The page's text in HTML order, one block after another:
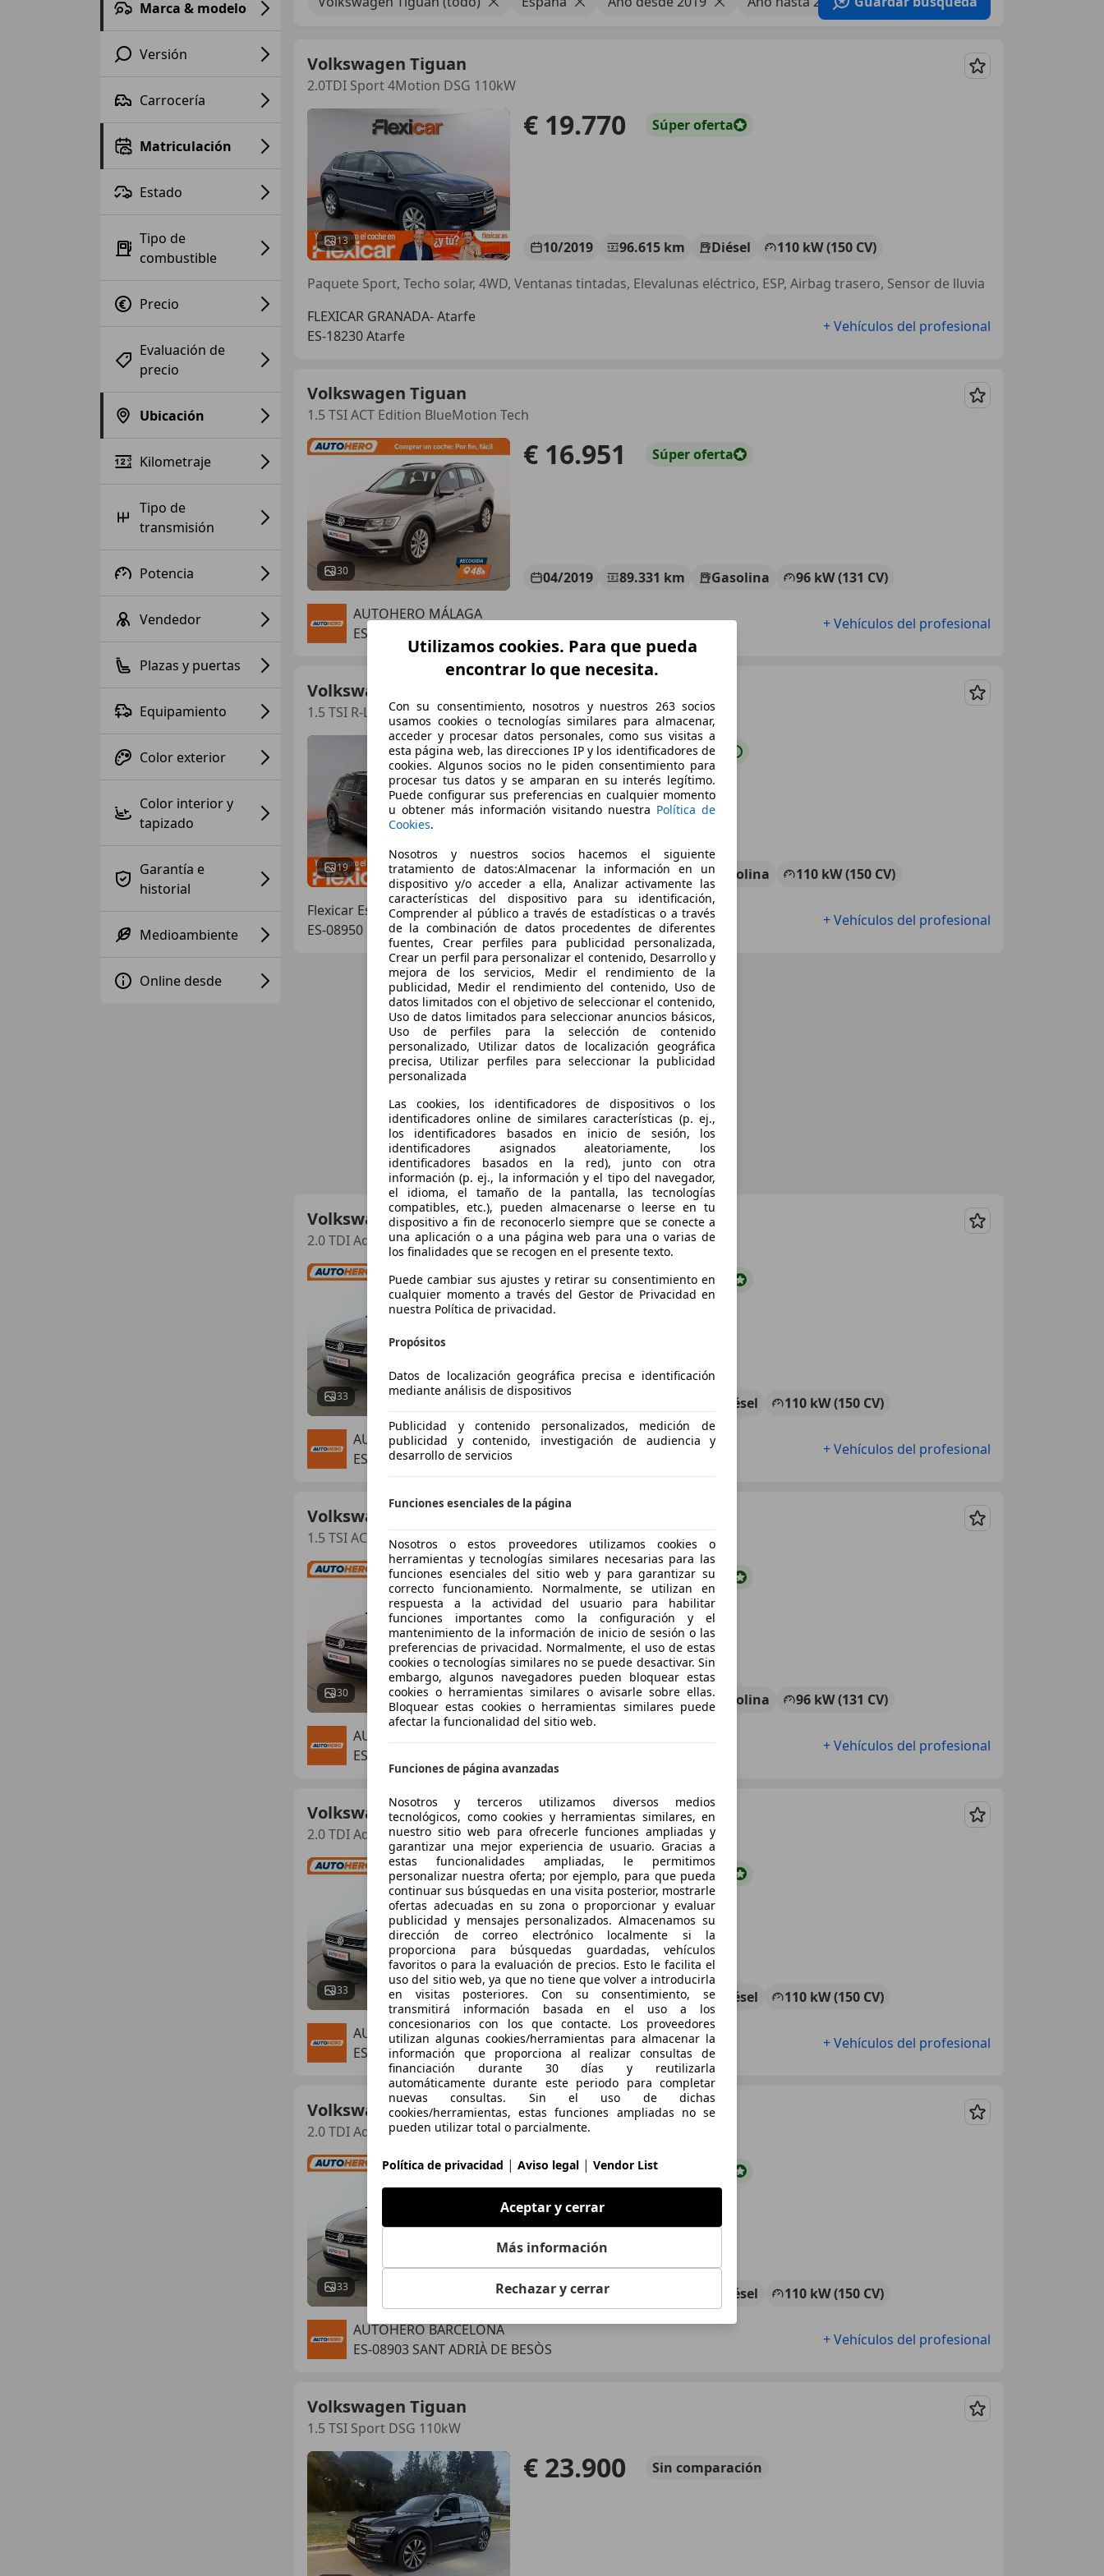
Marca & modelo
Versión
Carrocería
Matriculación
Estado
Tipo de
combustible
Precio
Evaluación de
precio
Ubicación
Kilometraje
Tipo de
transmisión
Potencia
Vendedor
Plazas y puertas
Equipamiento
Color exterior
Color interior y
tapizado
Garantía e
historial
Medioambiente
Online desde
Volkswagen Tiguan
2.0TDI Sport 4Motion DSG 110kW
Guardar
13
€ 19.770 Súperoferta
10/2019 96.615 km Diésel
110 kW (150 CV)
Paquete Sport, Techo solar, 4WD, Ventanas tintadas, Elevalunas eléctrico, ESP, Airbag trasero, Sensor de lluvia
FLEXICAR GRANADA- Atarfe
ES-18230 Atarfe
+ Vehículos del profesional
Volkswagen Tiguan
1.5 TSI ACT Edition BlueMotion Tech
Guardar
30
€ 16.951 Súperoferta
04/2019 89.331 km Gasolina
96 kW (131 CV)
AUTOHERO MÁLAGA
ES-29001 MÁLAGA
+ Vehículos del profesional
Volkswagen Tiguan
1.5 TSI R-Line DSG 110kW
Guardar
19
€ 21.990 Preciojusto
09/2019 95.215 km Gasolina
110 kW (150 CV)
Flexicar Esplugues - Av Cornellá
ES-08950 Esplugues de Llobregat
+ Vehículos del profesional
Volkswagen Tiguan
2.0 TDI Advance BlueMotion Tech
Guardar
33
€ 16.856 Súperoferta
Diésel
110 kW (150 CV)
AUTOHERO CENTER MADRID
ES-28050 MADRID
+ Vehículos del profesional
Volkswagen Tiguan
1.5 TSI ACT Edition BlueMotion Tech
Guardar
30
€ 16.951 Súperoferta
04/2019 89.331 km Gasolina
96 kW (131 CV)
AUTOHERO BARCELONA
ES-08903 SANT ADRIÀ DE BESÒS
+ Vehículos del profesional
Volkswagen Tiguan
2.0 TDI Advance BlueMotion Tech
Guardar
33
€ 16.856 Súperoferta
02/2019 157.150 km Diésel
110 kW (150 CV)
AUTOHERO VALENCIA
ES-46014 Valencia
+ Vehículos del profesional
Volkswagen Tiguan
2.0 TDI Advance BlueMotion Tech
Guardar
33
€ 16.856 Súper
02/2019 Diésel
110 kW (150 CV)
AUTOHERO BARCELONA
ES-08903 SANT ADRIÀ DE BESÒS
+ Vehículos del profesional
Volkswagen Tiguan
1.5 TSI Sport DSG 110kW
Guardar
€ 23.900 Sin comparación
Utilizamos cookies. Para que pueda
encontrar lo que necesita.
Con su consentimiento, nosotros y nuestros 263 socios
usamos cookies o tecnologías similares para almacenar,
acceder y procesar datos personales, como sus visitas a
esta página web, las direcciones IP y los identificadores de
cookies. Algunos socios no le piden consentimiento para
procesar tus datos y se amparan en su interés legítimo.
Puede configurar sus preferencias en cualquier momento
u obtener más información visitando nuestra Política de
Cookies.
Nosotros y nuestros socios hacemos el siguiente
tratamiento de datos:Almacenar la información en un
dispositivo y/o acceder a ella, Analizar activamente las
características del dispositivo para su identificación,
Comprender al público a través de estadísticas o a través
de la combinación de datos procedentes de diferentes
fuentes, Crear perfiles para publicidad personalizada,
Crear un perfil para personalizar el contenido, Desarrollo y
mejora de los servicios, Medir el rendimiento de la
publicidad, Medir el rendimiento del contenido, Uso de
datos limitados con el objetivo de seleccionar el contenido,
Uso de datos limitados para seleccionar anuncios básicos,
Uso de perfiles para la selección de contenido
personalizado, Utilizar datos de localización geográfica
precisa, Utilizar perfiles para seleccionar la publicidad
personalizada
Las cookies, los identificadores de dispositivos o los
identificadores online de similares características (p. ej.,
los identificadores basados en inicio de sesión, los
identificadores asignados aleatoriamente, los
identificadores basados en la red), junto con otra
información (p. ej., la información y el tipo del navegador,
el idioma, el tamaño de la pantalla, las tecnologías
compatibles, etc.), pueden almacenarse o leerse en tu
dispositivo a fin de reconocerlo siempre que se conecte a
una aplicación o a una página web para una o varias de
los finalidades que se recogen en el presente texto.
Puede cambiar sus ajustes y retirar su consentimiento en
cualquier momento a través del Gestor de Privacidad en
nuestra Política de privacidad.
Propósitos
Datos de localización geográfica precisa e identificación
mediante análisis de dispositivos
Publicidad y contenido personalizados, medición de
publicidad y contenido, investigación de audiencia y
desarrollo de servicios
Funciones esenciales de la página
Nosotros o estos proveedores utilizamos cookies o
herramientas y tecnologías similares necesarias para las
funciones esenciales del sitio web y para garantizar su
correcto funcionamiento. Normalmente, se utilizan en
respuesta a la actividad del usuario para habilitar
funciones importantes como la configuración y el
mantenimiento de la información de inicio de sesión o las
preferencias de privacidad. Normalmente, el uso de estas
cookies o tecnologías similares no se puede desactivar. Sin
embargo, algunos navegadores pueden bloquear estas
cookies o herramientas similares o avisarle sobre ellas.
Bloquear estas cookies o herramientas similares puede
afectar la funcionalidad del sitio web.
Funciones de página avanzadas
Nosotros y terceros utilizamos diversos medios
tecnológicos, como cookies y herramientas similares, en
nuestro sitio web para ofrecerle funciones ampliadas y
garantizar una mejor experiencia de usuario. Gracias a
estas funcionalidades ampliadas, le permitimos
personalizar nuestra oferta; por ejemplo, para que pueda
continuar sus búsquedas en una visita posterior, mostrarle
ofertas adecuadas en su zona o proporcionar y evaluar
publicidad y mensajes personalizados. Almacenamos su
dirección de correo electrónico localmente si la
proporciona para búsquedas guardadas, vehículos
favoritos o para la evaluación de precios. Esto le facilita el
uso del sitio web, ya que no tiene que volver a introducirla
en visitas posteriores. Con su consentimiento, se
transmitirá información basada en el uso a los
concesionarios con los que contacte. Los proveedores
utilizan algunas cookies/herramientas para almacenar la
información que proporciona al realizar consultas de
financiación durante 30 días y reutilizarla
automáticamente durante este periodo para completar
nuevas consultas. Sin el uso de dichas
cookies/herramientas, estas funciones ampliadas no se
pueden utilizar total o parcialmente.
Política de privacidad | Aviso legal | Vendor List
Aceptar y cerrar
Más información
Rechazar y cerrar